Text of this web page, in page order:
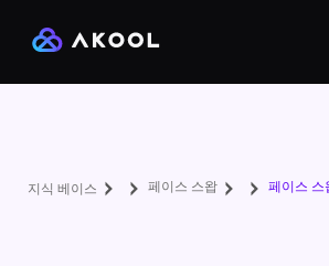
지식 베이스 페이스 스왑 페이스 스